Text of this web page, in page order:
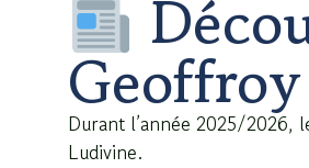
Durant l’année 2025/2026,
Ludivine.